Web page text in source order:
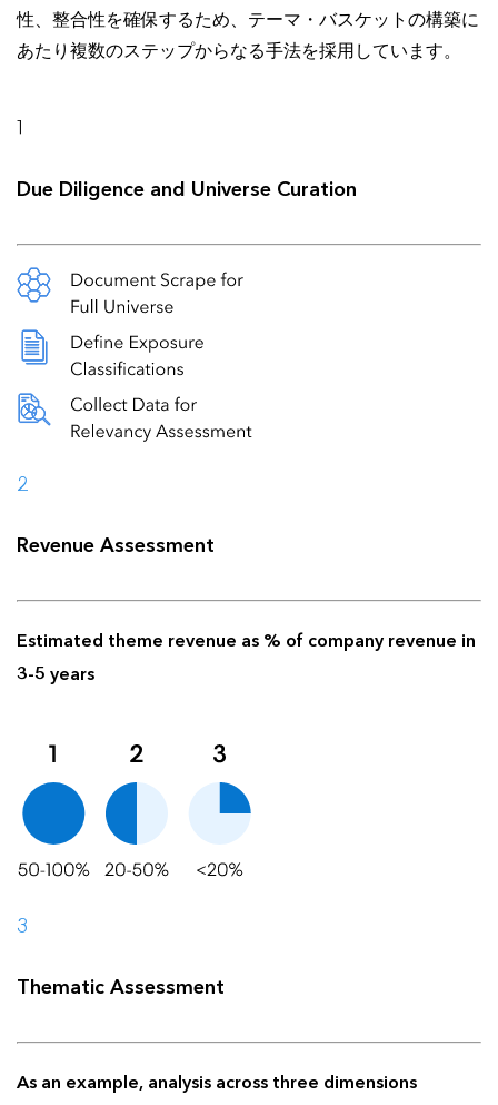
性、整合性を確保するため、テーマ・バスケットの構築に
あたり複数のステップからなる手法を採用しています。
1
Due Diligence and Universe Curation
2
Revenue Assessment
Estimated theme revenue as % of company revenue in
3-5 years
3
Thematic Assessment
As an example, analysis across three dimensions